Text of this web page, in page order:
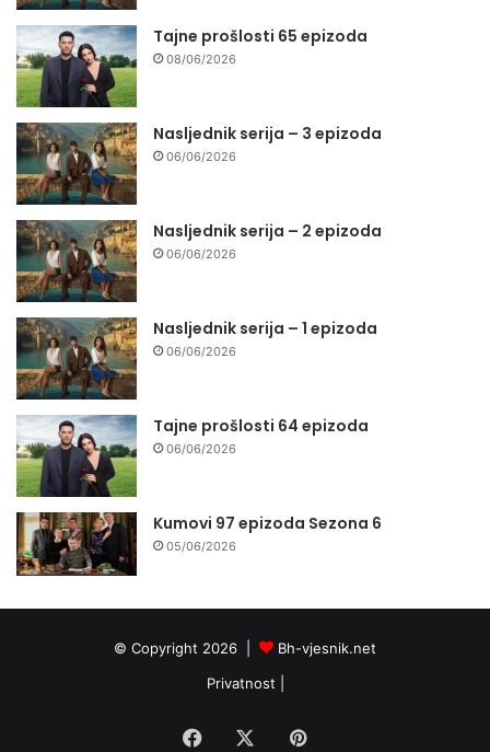
Tajne prošlosti 65 epizoda
08/06/2026
Nasljednik serija – 3 epizoda
06/06/2026
Nasljednik serija – 2 epizoda
06/06/2026
Nasljednik serija – 1 epizoda
06/06/2026
Tajne prošlosti 64 epizoda
06/06/2026
Kumovi 97 epizoda Sezona 6
05/06/2026
© Copyright 2026 |
Bh-vjesnik.net
Privatnost
Facebook Pinterest